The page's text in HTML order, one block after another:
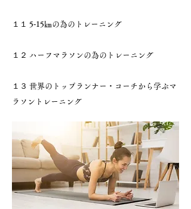
１１ 5‐15㎞の為のトレーニング
１２ ハーフマラソンの為のトレーニング
１３ 世界のトップランナー・コーチから学ぶマ
ラソントレーニング